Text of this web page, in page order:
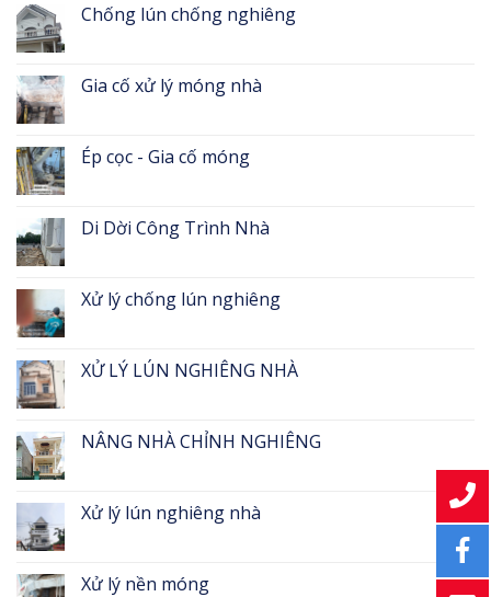
Chống lún chống nghiêng
Gia cố xử lý móng nhà
Ép cọc - Gia cố móng
Di Dời Công Trình Nhà
Xử lý chống lún nghiêng
XỬ LÝ LÚN NGHIÊNG NHÀ
NÂNG NHÀ CHỈNH NGHIÊNG
Xử lý lún nghiêng nhà
Xử lý nền móng